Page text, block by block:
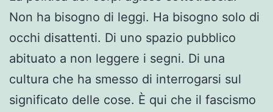
Non ha bisogno di leggi. Ha bisogno solo di
occhi disattenti. Di uno spazio pubblico
abituato a non leggere i segni. Di una
cultura che ha smesso di interrogarsi sul
significato delle cose. È qui che il fascismo